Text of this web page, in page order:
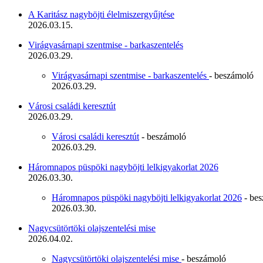
A Karitász nagyböjti élelmiszergyűjtése
2026.03.15.
Virágvasárnapi szentmise - barkaszentelés
2026.03.29.
Virágvasárnapi szentmise - barkaszentelés - beszámoló
2026.03.29.
Városi családi keresztút
2026.03.29.
Városi családi keresztút - beszámoló
2026.03.29.
Háromnapos püspöki nagyböjti lelkigyakorlat 2026
2026.03.30.
Háromnapos püspöki nagyböjti lelkigyakorlat 2026 -
2026.03.30.
Nagycsütörtöki olajszentelési mise
2026.04.02.
Nagycsütörtöki olajszentelési mise - beszámoló